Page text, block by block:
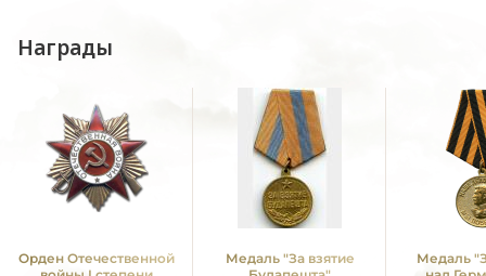
Награды
Орден Отечественной
Медаль "За взятие
Медаль